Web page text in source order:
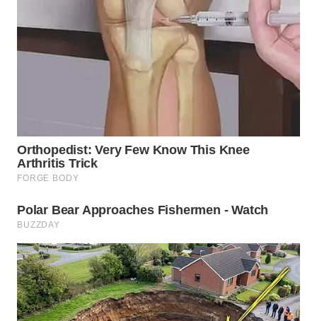
WN
BINTAN
WN
MANDALIKA
WN
LIKUPANG